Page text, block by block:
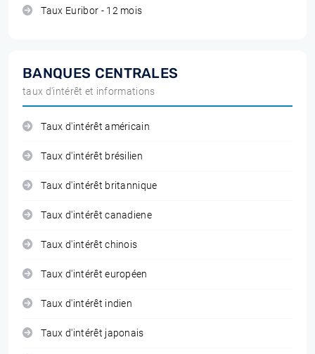
Taux Euribor - 12 mois
BANQUES CENTRALES
taux d'intérêt et informations
Taux d'intérêt américain
Taux d'intérêt brésilien
Taux d'intérêt britannique
Taux d'intérêt canadiene
Taux d'intérêt chinois
Taux d'intérêt européen
Taux d'intérêt indien
Taux d'intérêt japonais